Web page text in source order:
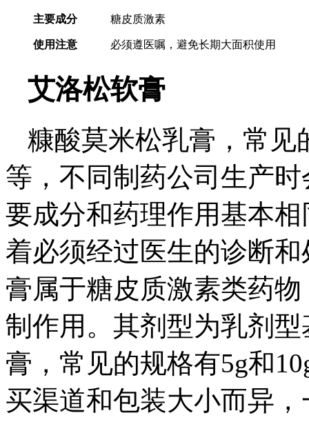
主要成分 糖皮质激素
使用注意 必须遵医嘱，避免长期大面积使用
艾洛松软膏
糠酸莫米松乳膏，常见
等，不同制药公司生产
要成分和药理作用基本
着必须经过医生的诊断
膏属于糖皮质激素类药
制作用。其剂型为乳剂
膏，常见的规格有5g和
买渠道和包装大小而异